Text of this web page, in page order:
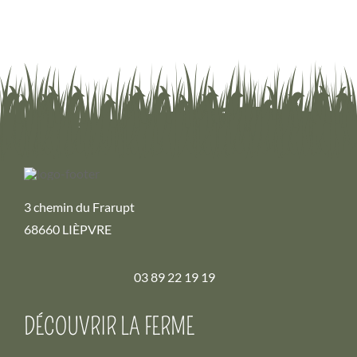
3 chemin du Frarupt
68660 LIÈPVRE
03 89 22 19 19
DÉCOUVRIR LA FERME